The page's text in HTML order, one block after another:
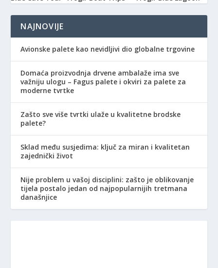
NAJNOVIJE
Avionske palete kao nevidljivi dio globalne trgovine
Domaća proizvodnja drvene ambalaže ima sve
važniju ulogu – Fagus palete i okviri za palete za
moderne tvrtke
Zašto sve više tvrtki ulaže u kvalitetne brodske
palete?
Sklad među susjedima: ključ za miran i kvalitetan
zajednički život
Nije problem u vašoj disciplini: zašto je oblikovanje
tijela postalo jedan od najpopularnijih tretmana
današnjice